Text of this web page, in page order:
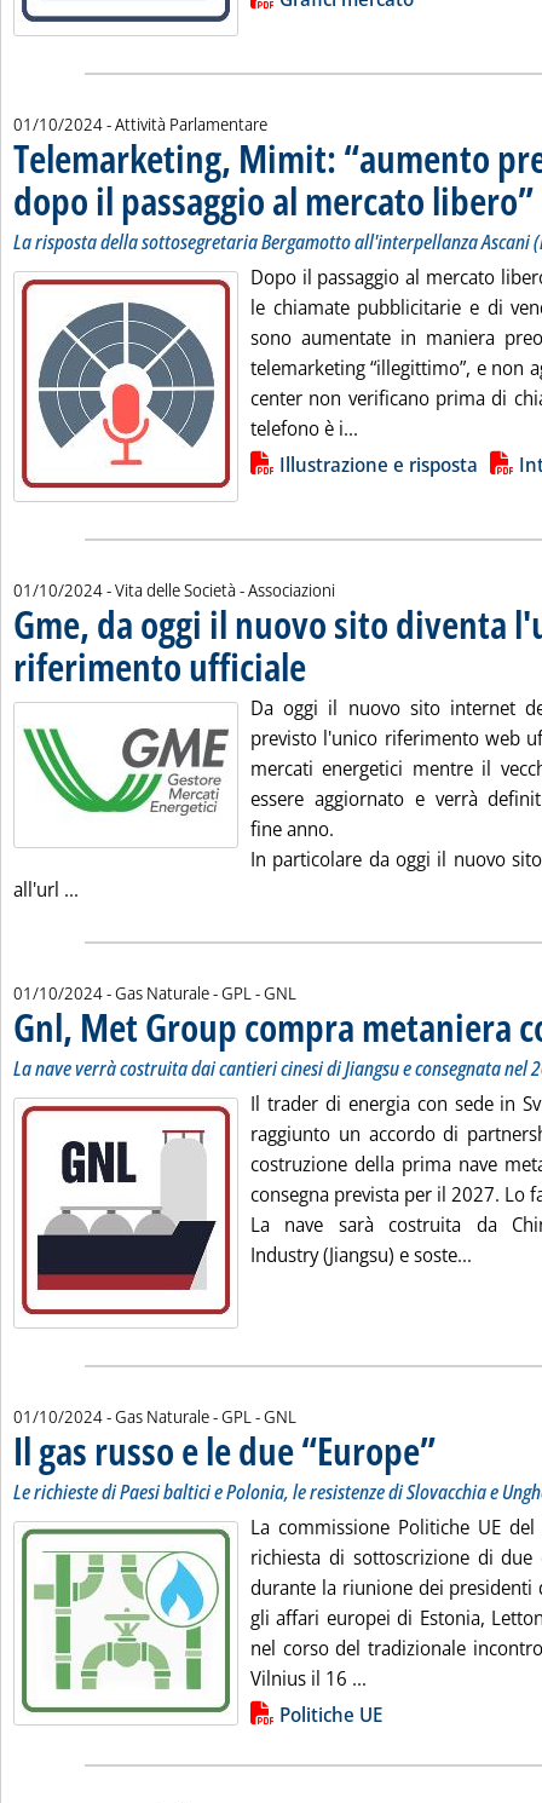
01/10/2024- Attività Parlamentare
Telemarketing, Mimit: “aumento
dopo il passaggio al mercato libero”..
La risposta della sottosegretaria Bergamotto all'interpellanza Ascani
Dopo il passaggio al mercato
le chiamate pubblicitarie e di
sono aumentate in maniera
telemarketing “illegittimo”, e non
center non verificano prima di
telefono è i...
Lista allegati PDF alla notiziaIllustrazione e risposta
01/10/2024- Vita delle Società - Associazioni
Gme, da oggi il nuovo sito diventa
riferimento ufficiale
Da oggi il nuovo sito internet
previsto l'unico riferimento web
mercati energetici mentre il
essere aggiornato e verrà
fine anno.
In particolare da oggi il nuovo
all'url ...
01/10/2024- Gas Naturale - GPL - GNL
Gnl, Met Group compra metaniera
La nave verrà costruita dai cantieri cinesi di Jiangsu e consegnata nel
Il trader di energia con sede in
raggiunto un accordo di
costruzione della prima nave
consegna prevista per il 2027. Lo
La nave sarà costruita da
Industry (Jiangsu) e soste...
01/10/2024- Gas Naturale - GPL - GNL
Il gas russo e le due “Europe”. Sottotitolo: Le
. Pubblicata
Le richieste di Paesi baltici e Polonia, le resistenze di Slovacchia e
La commissione Politiche UE
richiesta di sottoscrizione di due
durante la riunione dei presidenti
gli affari europei di Estonia,
nel corso del tradizionale
Vilnius il 16 ...
Lista allegati PDF alla notizia
Politiche UE